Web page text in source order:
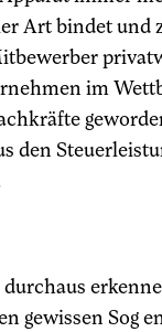
Art bindet und
im
den
gewissen Sog